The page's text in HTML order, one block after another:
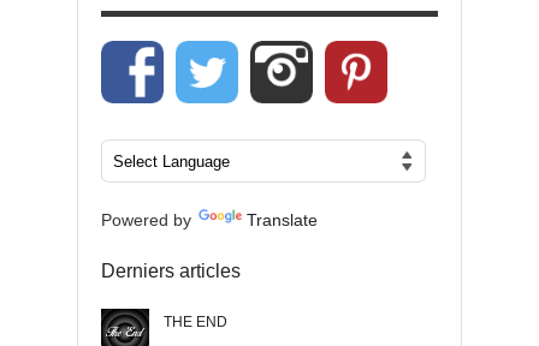
Powered by Translate
Derniers articles
THE END